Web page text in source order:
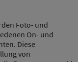
Foto- und
On- und
Diese
von